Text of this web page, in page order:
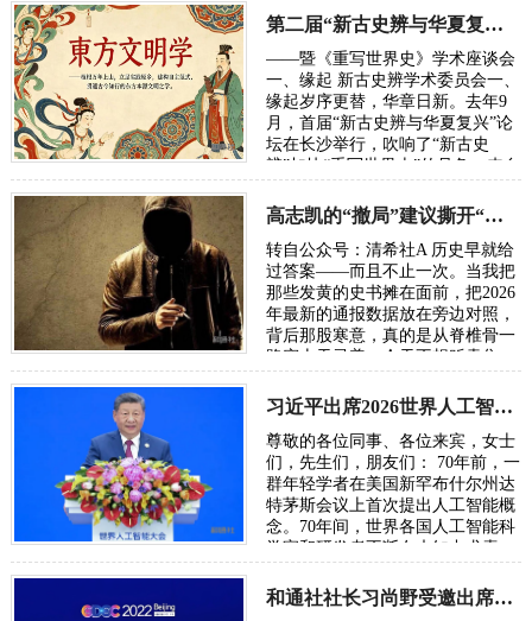
第二届“新古史辨与华夏复兴”学术研讨会定于10月长沙举行
——暨《重写世界史》学术座谈会
一、缘起 新古史辨学术委员会一、
缘起岁序更替，华章日新。去年9
月，首届“新古史辨与华夏复兴”论
坛在长沙举行，吹响了“新古史
辨”加快“重写世界史”的号角。来自
五湖四海的朋友，汇聚各方智慧，
在反思百年“…
高志凯的“撤局”建议撕开“以夷灭华”的百年剧本
转自公众号：清希社A 历史早就给
过答案——而且不止一次。当我把
那些发黄的史书摊在面前，把2026
年最新的通报数据放在旁边对照，
背后那股寒意，真的是从脊椎骨一
路窜上天灵盖。今天不想贩卖焦
虑，我只想把账本翻开，一笔一笔
算清楚。因为…
习近平出席2026世界人工智能大会呼吁携手构建公正合理的全球人工智能治理体系
尊敬的各位同事、各位来宾，女士
们，先生们，朋友们： 70年前，一
群年轻学者在美国新罕布什尔州达
特茅斯会议上首次提出人工智能概
念。70年间，世界各国人工智能科
学家和研发者不断在未知中求索、
在曲折中前行、在坚守中突破。70
年后，…
和通社社长习尚野受邀出席2026年全球数字经济大会